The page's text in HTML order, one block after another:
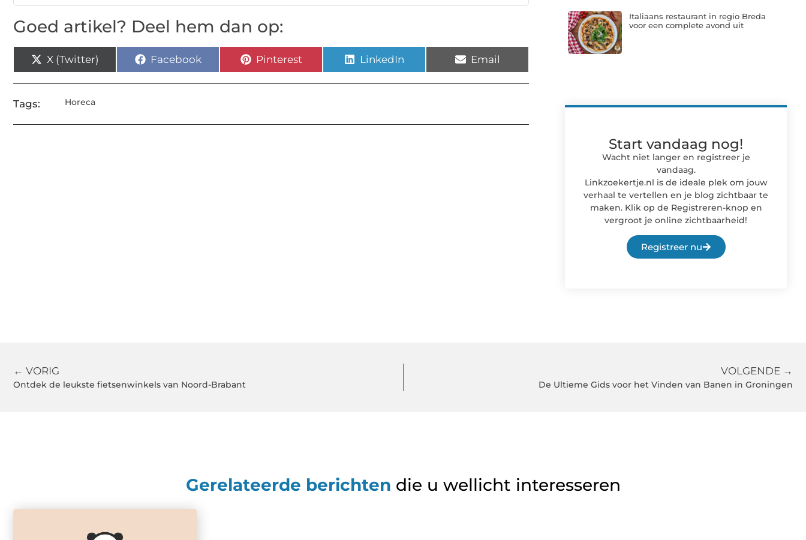
Goed artikel? Deel hem dan op:
X (Twitter) Facebook Pinterest LinkedIn Email
Tags: Horeca
Italiaans restaurant in regio Breda
voor een complete avond uit
Start vandaag nog!
Wacht niet langer en registreer je
vandaag.
Linkzoekertje.nl is de ideale plek om jouw
verhaal te vertellen en je blog zichtbaar te
maken. Klik op de Registreren-knop en
vergroot je online zichtbaarheid!
Registreer nu
← VORIG
Ontdek de leukste fietsenwinkels van Noord-Brabant
VOLGENDE →
De Ultieme Gids voor het Vinden van Banen in Groningen
Gerelateerde berichten die u wellicht interesseren